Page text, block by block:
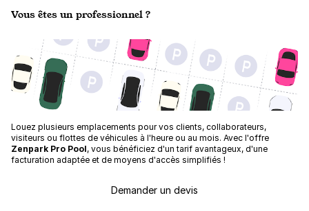
Vous êtes un professionnel ?
Louez plusieurs emplacements pour vos clients, collaborateurs,
visiteurs ou flottes de véhicules à l'heure ou au mois. Avec l'offre
Zenpark Pro Pool, vous bénéficiez d'un tarif avantageux, d'une
facturation adaptée et de moyens d'accès simplifiés !
Demander un devis